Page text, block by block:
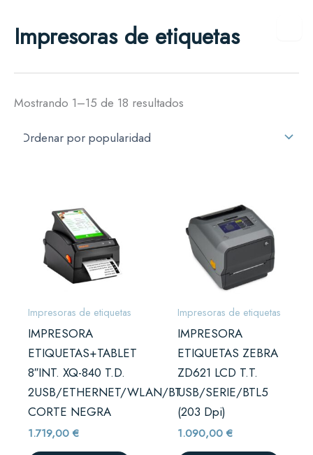
contenido
Impresoras de etiquetas
Mostrando 1–15 de 18 resultados
popularidad
Impresoras de etiquetas
IMPRESORA
ETIQUETAS+TABLET
8″INT. XQ-840 T.D.
2USB/ETHERNET/WLAN/BT
CORTE NEGRA
1.719,00€
Impresoras de etiquetas
IMPRESORA
ETIQUETAS ZEBRA
ZD621 LCD T.T.
USB/SERIE/BTL5
(203 Dpi)
1.090,00€